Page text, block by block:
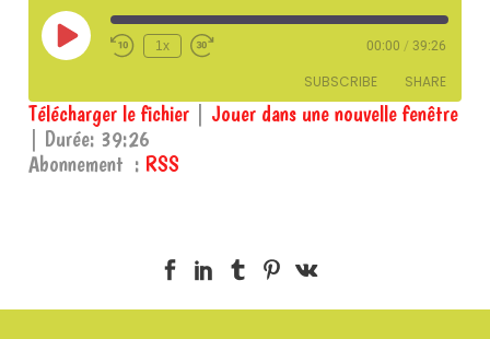
Play
Episode
1x 00:00 / 39:26
SUBSCRIBE SHARE
RSS
SHARE
Télécharger le fichier
Jouer dans une nouvelle fenêtre
Durée: 39:26
Abonnement : RSS